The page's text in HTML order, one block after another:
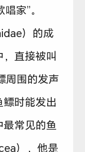
家”。
）的成
直接被叫
周围的发声
时能发出
常见的鱼
），他是